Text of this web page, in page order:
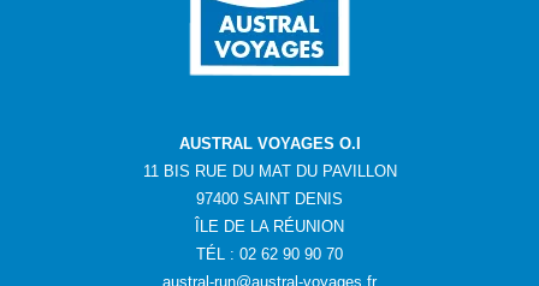
AUSTRAL VOYAGES O.I
11 BIS RUE DU MAT DU PAVILLON
97400 SAINT DENIS
ÎLE DE LA RÉUNION
TÉL : 02 62 90 90 70
austral-run@austral-voyages.fr